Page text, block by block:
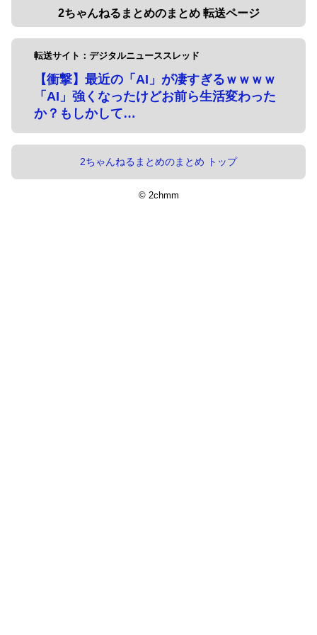
2ちゃんねるまとめのまとめ 転送ページ
転送サイト：デジタルニューススレッド
【衝撃】最近の「AI」が凄すぎるｗｗｗｗ
「AI」強くなったけどお前ら生活変わった
か？もしかして…
2ちゃんねるまとめのまとめ トップ
© 2chmm